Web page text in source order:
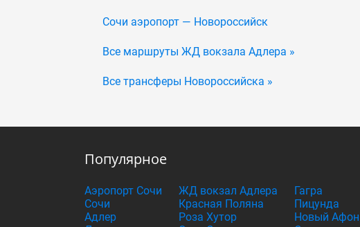
Сочи аэропорт — Новороссийск
Все маршруты ЖД вокзала Адлера »
Все трансферы Новороссийска »
Популярное
Аэропорт Сочи
Сочи
Адлер
ЖД вокзал Адлера
Красная Поляна
Роза Хутор
Гагра
Пицунда
Новый Афон